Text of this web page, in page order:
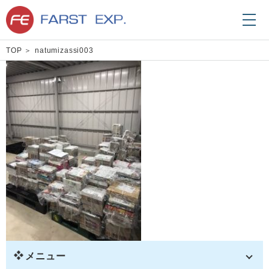
TOP natumizassi003
メニュー